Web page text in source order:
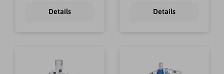
Details Details